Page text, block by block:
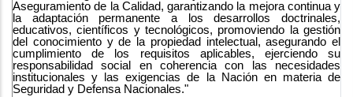
Aseguramiento de la Calidad, garantizando la mejora continua y
la adaptación permanente a los desarrollos doctrinales,
educativos, científicos y tecnológicos, promoviendo la gestión
del conocimiento y de la propiedad intelectual, asegurando el
cumplimiento de los requisitos aplicables, ejerciendo su
responsabilidad social en coherencia con las necesidades
institucionales y las exigencias de la Nación en materia de
Seguridad y Defensa Nacionales."